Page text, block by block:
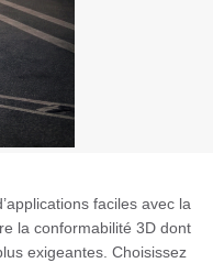
faciles avec la
la conformabilité 3D dont
exigeantes. Choisissez